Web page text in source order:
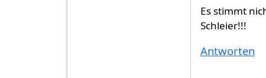
Es stimmt
Schleier!!!
Antworten